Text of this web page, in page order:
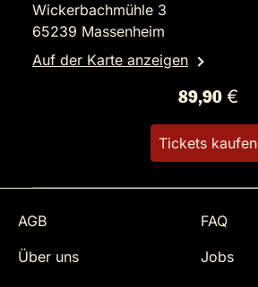
Wickerbachmühle 3
65239 Massenheim
Auf der Karte anzeigen
89,90 €
Tickets kaufen
AGB
FAQ
Über uns
Jobs